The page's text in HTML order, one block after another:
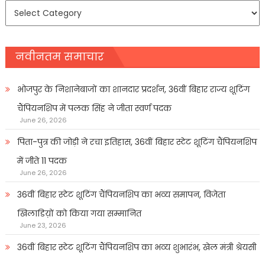
समाचार
नवीनतम समाचार
भोजपुर के निशानेबाजों का शानदार प्रदर्शन, 36वीं बिहार राज्य शूटिंग
चैंपियनशिप में पलक सिंह ने जीता स्वर्ण पदक
June 26, 2026
पिता-पुत्र की जोड़ी ने रचा इतिहास, 36वीं बिहार स्टेट शूटिंग चैंपियनशिप
में जीते 11 पदक
June 26, 2026
36वीं बिहार स्टेट शूटिंग चैंपियनशिप का भव्य समापन, विजेता
खिलाडिय़ों को किया गया सम्मानित
June 23, 2026
36वीं बिहार स्टेट शूटिंग चैंपियनशिप का भव्य शुभारंभ, खेल मंत्री श्रेयसी